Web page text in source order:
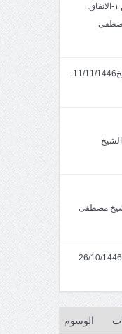
خطبة الجمعة بعنوان: سمات المتقين ١-الانفاق.
مصطفى
خطبة الجمعة: ميلاد باب الجنان .بتاريخ11/11/1446.
سماحة الشيخ
سماحةالشيخ مصطفى
خطبة الجمعة٢- أمران مهمان.بتاريخ 26/10/1446
الوسوم